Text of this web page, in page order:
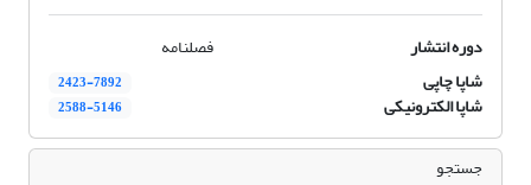
دوره انتشار
فصلنامه
شاپا چاپی
2423-7892
شاپا الکترونیکی 2588-5146
جستجو